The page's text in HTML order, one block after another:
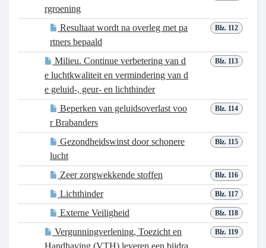
rgroening
Blz. 112
Resultaat wordt na overleg met pa
rtners bepaald
Blz. 113
Milieu. Continue verbetering van d
e luchtkwaliteit en vermindering van d
e geluid-, geur- en lichthinder
Blz. 114
Beperken van geluidsoverlast voo
r Brabanders
Blz. 115
Gezondheidswinst door schonere
lucht
Blz. 116
Zeer zorgwekkende stoffen
Blz. 117
Lichthinder
Blz. 118
Externe Veiligheid
Blz. 119
Vergunningverlening, Toezicht en
Handhaving (VTH) leveren een bijdra